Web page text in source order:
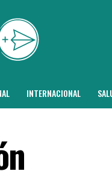
INTERNACIONAL